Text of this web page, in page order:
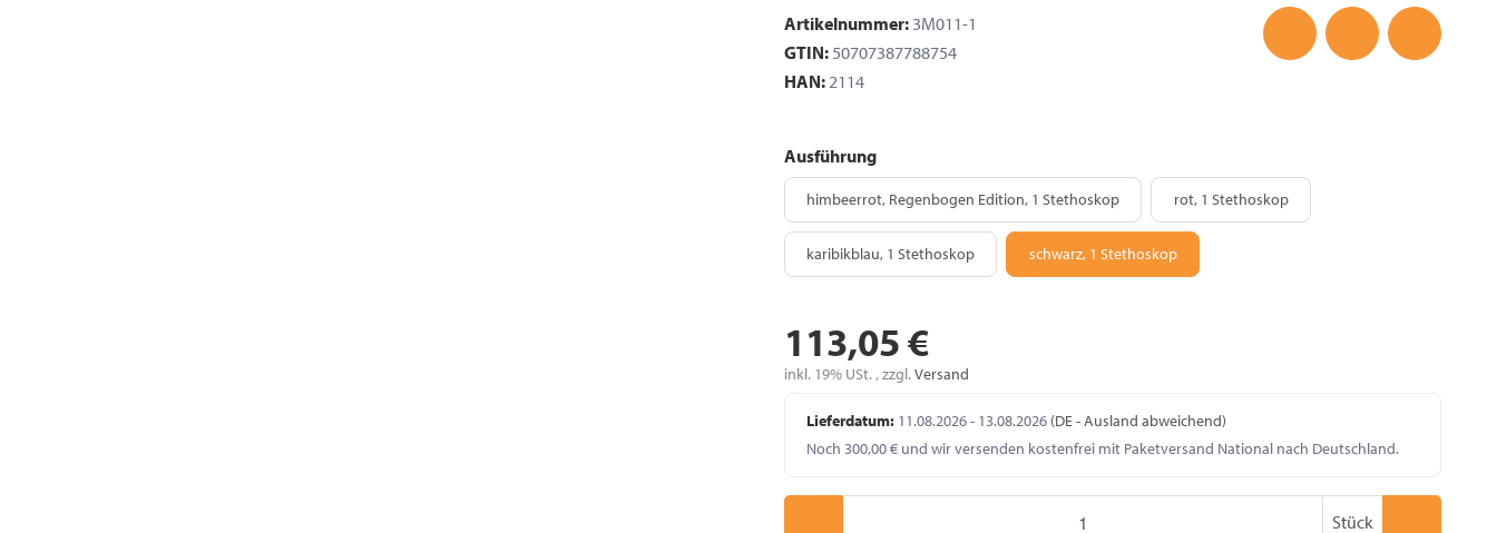
Artikelnummer: 3M011-1
GTIN: 50707387788754
HAN: 2114
Ausführung
himbeerrot, Regenbogen Edition, 1 Stethoskophimbeerrot, Regenbogen Edition, 1 Stethoskop
rot, 1 Stethoskoprot, 1 Stethoskop
karibikblau, 1 Stethoskopkaribikblau, 1 Stethoskop
schwarz, 1 Stethoskopschwarz, 1 Stethoskop
113,05 €
inkl. 19% USt. , zzgl.Versand
Lieferdatum: 11.08.2026 - 13.08.2026 (DE - Ausland abweichend)
Noch 300,00 € und wir versenden kostenfrei mit Paketversand National nach Deutschland.
Stück